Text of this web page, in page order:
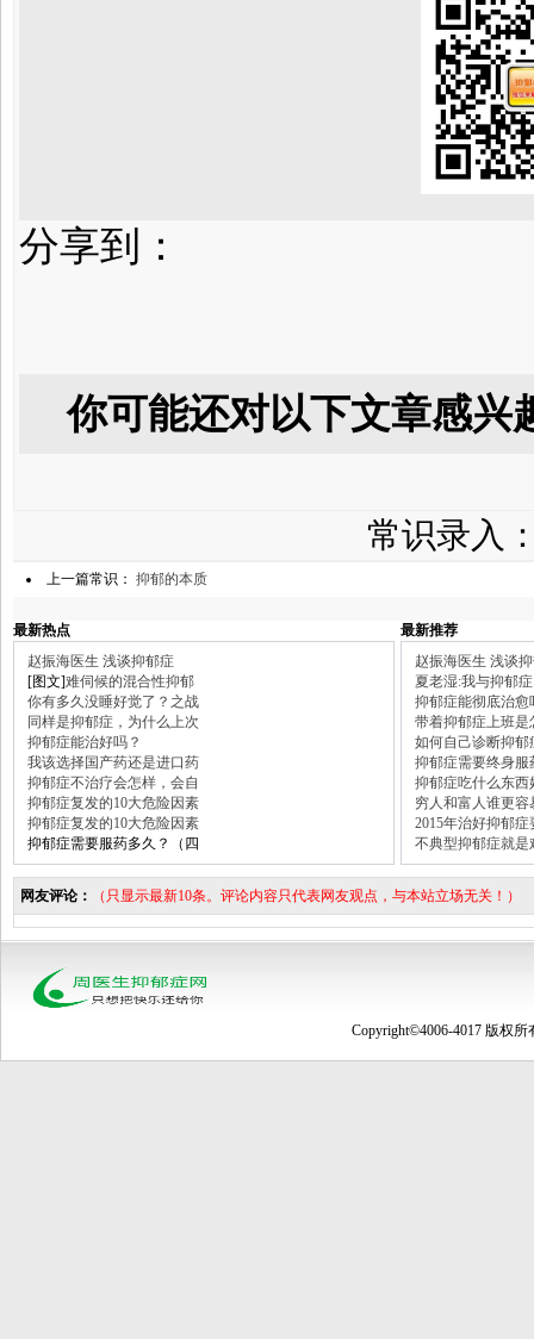
分享到：
你可能还对以下文章感兴
常识录入
上一篇常识： 抑郁的本质
最新热点
最新推荐
赵振海医生 浅谈抑郁症
[图文]难伺候的混合性抑郁
你有多久没睡好觉了？之战
同样是抑郁症，为什么上次
抑郁症能治好吗？
我该选择国产药还是进口药
抑郁症不治疗会怎样，会自
抑郁症复发的10大危险因素
抑郁症复发的10大危险因素
抑郁症需要服药多久？（四
赵振海医生 浅谈
夏老湿:我与抑郁症
抑郁症能彻底治愈
带着抑郁症上班是
如何自己诊断抑郁
抑郁症需要终身服
抑郁症吃什么东西
穷人和富人谁更容
2015年治好抑郁症
不典型抑郁症就是
网友评论： （只显示最新10条。评论内容只代表网友观点，与本站立场无关！）
Copyright©4006-4017 版权